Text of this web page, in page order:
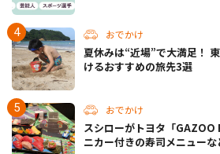
おでかけ
夏休みは“近場”で大満足！
けるおすすめの旅先3選
おでかけ
スシローがトヨタ「
ニカー付きの寿司メニュー